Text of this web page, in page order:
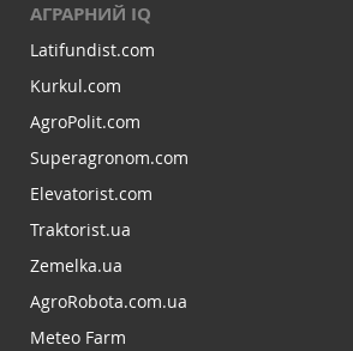
АГРАРНИЙ IQ
Latifundist.com
Kurkul.com
AgroPolit.com
Superagronom.com
Elevatorist.com
Traktorist.ua
Zemelka.ua
AgroRobota.com.ua
Meteo Farm